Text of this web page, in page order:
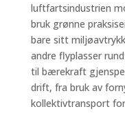
luftfartsindustrien
bruk grønne
bare sitt
andre flyplasser
til bærekraft
drift, fra bruk av
kollektivtransport